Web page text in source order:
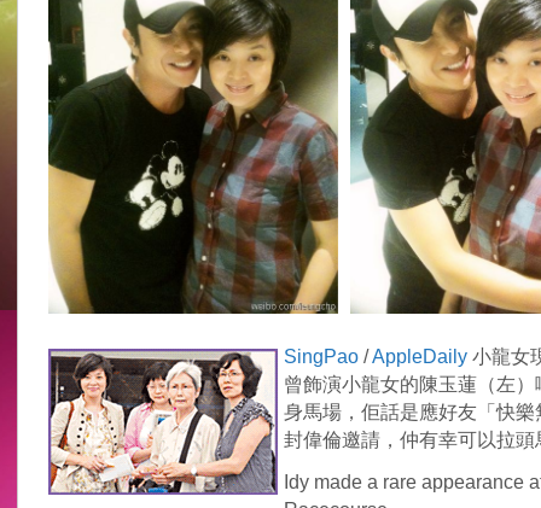
SingPao/AppleDaily小龍女
曾飾演小龍女的陳玉蓮（左）
身馬場，佢話是應好友「快樂
封偉倫邀請，仲有幸可以拉頭
Idy made a rare appearance